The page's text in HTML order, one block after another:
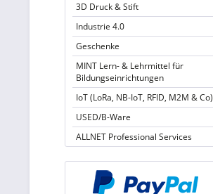
3D Druck & Stift
Industrie 4.0
Geschenke
MINT Lern- & Lehrmittel für
Bildungseinrichtungen
IoT (LoRa, NB-IoT, RFID, M2M & Co)
USED/B-Ware
ALLNET Professional Services